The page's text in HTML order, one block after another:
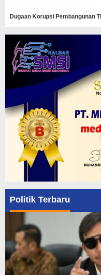
Dugaan Korupsi Pembangunan
Politik Terbaru